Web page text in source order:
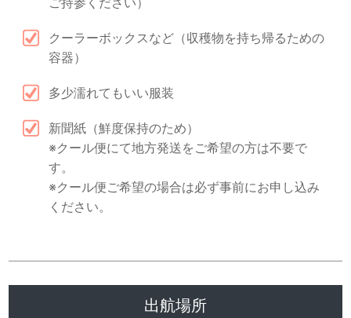
クーラーボックスなど（収穫物を持ち帰るための
容器）
多少濡れてもいい服装
新聞紙（鮮度保持のため）
※クール便にて地方発送をご希望の方は不要で
す。
※クール便ご希望の場合は必ず事前にお申し込み
ください。
出航場所